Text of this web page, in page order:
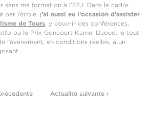
ma formation à l’EFJ. Dans le cadre
par l’école, j’ai aussi eu l’occasion d’assister
de Tours, y couvrir des conférences,
ou le Prix Goncourt Kamel Daoud, le tout
l’événement, en conditions réelles, à un
Actualité suivante ›